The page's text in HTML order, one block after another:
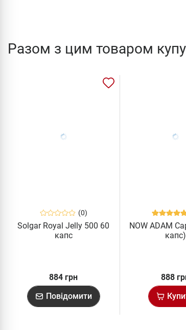
Разом з цим товаром
(0)
Solgar Royal Jelly 500 60
капс
884 грн
Повідомити
NOW ADAM
капс)
888